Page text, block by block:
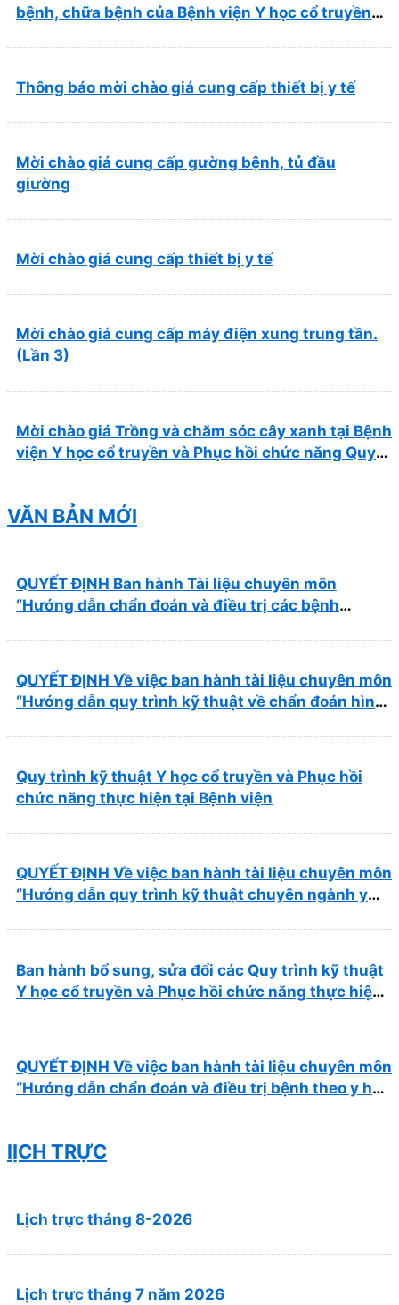
bệnh, chữa bệnh của Bệnh viện Y học cổ truyền
Thông báo mời chào giá cung cấp thiết bị y tế
Mời chào giá cung cấp gường bệnh, tủ đầu
giường
Mời chào giá cung cấp thiết bị y tế
Mời chào giá cung cấp máy điện xung trung tần.
(Lần 3)
Mời chào giá Trồng và chăm sóc cây xanh tại Bệnh
viện Y học cổ truyền và Phục hồi chức năng Quy
VĂN BẢN MỚI
QUYẾT ĐỊNH Ban hành Tài liệu chuyên môn
“Hướng dẫn chẩn đoán và điều trị các bệnh
QUYẾT ĐỊNH Về việc ban hành tài liệu chuyên môn
“Hướng dẫn quy trình kỹ thuật về chẩn đoán hình
Quy trình kỹ thuật Y học cổ truyền và Phục hồi
chức năng thực hiện tại Bệnh viện
QUYẾT ĐỊNH Về việc ban hành tài liệu chuyên môn
“Hướng dẫn quy trình kỹ thuật chuyên ngành y
Ban hành bổ sung, sửa đổi các Quy trình kỹ thuật
Y học cổ truyền và Phục hồi chức năng thực hiện
QUYẾT ĐỊNH Về việc ban hành tài liệu chuyên môn
“Hướng dẫn chẩn đoán và điều trị bệnh theo y học
lỊCH TRỰC
Lịch trực tháng 8-2026
Lịch trực tháng 7 năm 2026